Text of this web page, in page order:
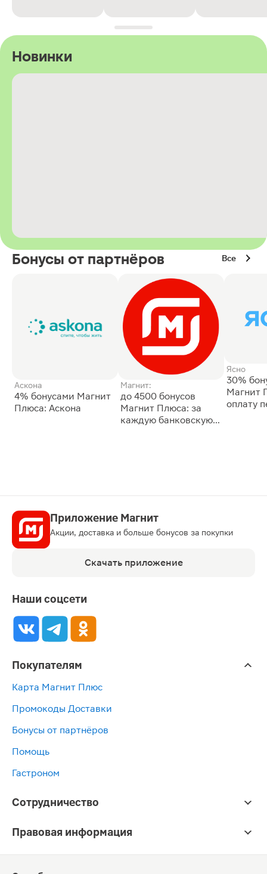
Новинки
Бонусы от партнёров Все
Аскона
4% бонусами Магнит
Плюса: Аскона
Магнит:
до 4500 бонусов
Магнит Плюса: за
каждую банковскую
Ясно
30%
Магнит
оплату
Приложение Магнит
Акции, доставка и больше бонусов за покупки
Скачать приложение
Наши соцсети
Покупателям
Карта Магнит Плюс
Промокоды Доставки
Бонусы от партнёров
Помощь
Гастроном
Сотрудничество
Правовая информация